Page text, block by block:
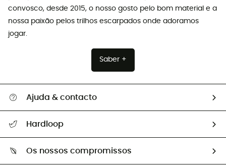
convosco, desde 2015, o nosso gosto pelo bom material e a
nossa paixão pelos trilhos escarpados onde adoramos
jogar.
Saber +
Ajuda & contacto
Devoluções e reembolsos
Guia de tamanhos
Hardloop
Os nossos compromissos